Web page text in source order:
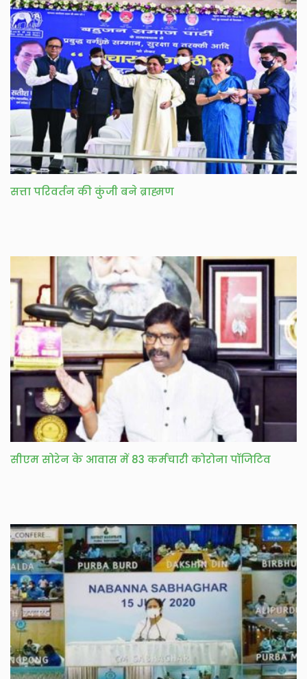
सत्ता परिवर्तन की कुंजी बने ब्राह्मण
सीएम सोरेन के आवास में 83 कर्मचारी कोरोना पॉजिटिव